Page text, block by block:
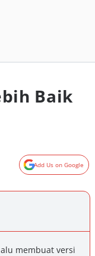
Baik
Add Us on Google
membuat versi